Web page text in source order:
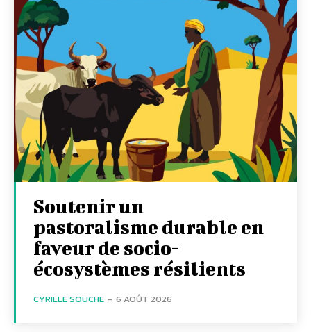
Soutenir un
pastoralisme durable en
faveur de socio-
écosystèmes résilients
CYRILLE SOUCHE - 6 AOÛT 2026